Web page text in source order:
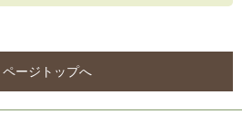
ページトップへ